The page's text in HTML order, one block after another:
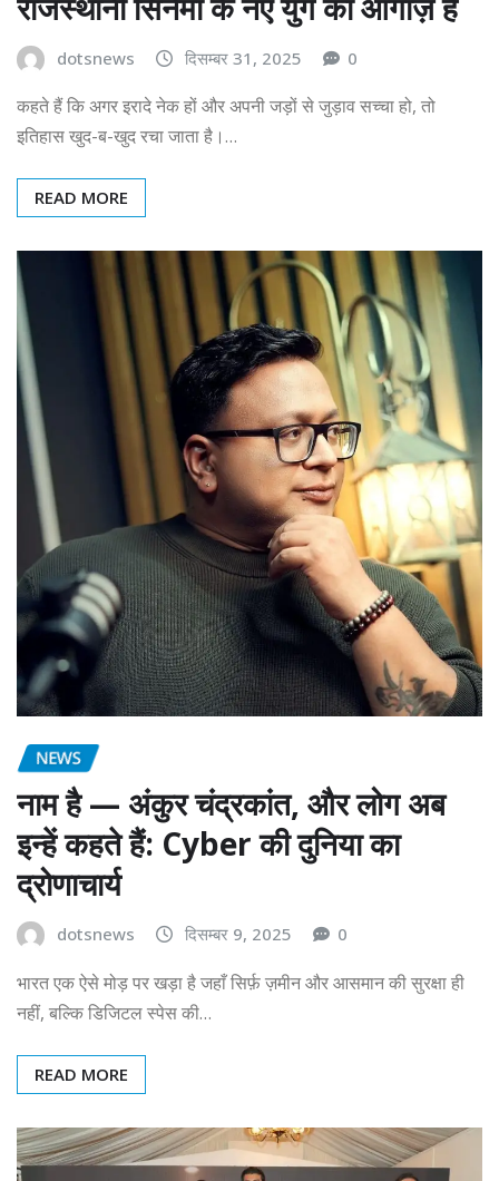
dotsnews दिसम्बर 31, 2025 0
कहते हैं कि अगर इरादे नेक हों और अपनी जड़ों से जुड़ाव सच्चा हो, तो
इतिहास खुद-ब-खुद रचा जाता है।…
READ MORE
NEWS
नाम है — अंकुर चंद्रकांत, और लोग अब
इन्हें कहते हैं: Cyber की दुनिया का
द्रोणाचार्य
dotsnews दिसम्बर 9, 2025 0
भारत एक ऐसे मोड़ पर खड़ा है जहाँ सिर्फ़ ज़मीन और आसमान की सुरक्षा ही
नहीं, बल्कि डिजिटल स्पेस की…
READ MORE